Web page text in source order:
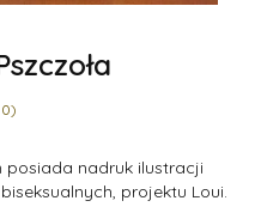
0)
nadruk ilustracji
projektu Loui.